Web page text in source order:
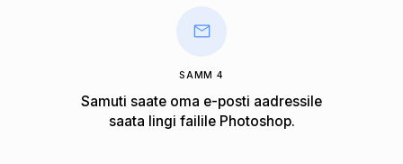
SAMM 4
Samuti saate oma e-posti aadressile
saata lingi failile Photoshop.